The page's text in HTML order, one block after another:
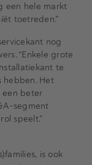
een hele markt
toetreden.”
nog
“Enkele grote
te
hebben. Het
een beter
segment
speelt.”
is ook